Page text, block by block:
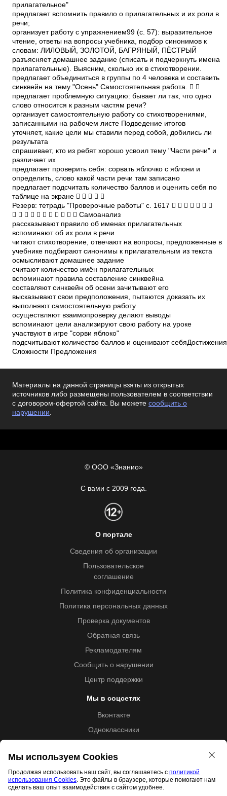
прилагательное"
предлагает вспомнить правило о прилагательных и их роли в
речи;
организует работу с упражнением99 (с. 57): выразительное
чтение, ответы на вопросы учебника, подбор синонимов к
словам: ЛИЛОВЫЙ, ЗОЛОТОЙ, БАГРЯНЫЙ, ПЁСТРЫЙ
разъясняет домашнее задание (списать и подчеркнуть имена
прилагательные). Выясним, сколько их в стихотворении.
предлагает объединиться в группы по 4 человека и составить
синквейн на тему "Осень" Самостоятельная работа.  
предлагает проблемную ситуацию: бывает ли так, что одно
слово относится к разным частям речи?
организует самостоятельную работу со стихотворениями,
записанными на рабочем листе Подведение итогов
уточняет, какие цели мы ставили перед собой, добились ли
результата
спрашивает, кто из ребят хорошо усвоил тему "Части речи" и
различает их
предлагает проверить себя: сорвать яблочко с яблони и
определить, слово какой части речи там записано
предлагает подсчитать количество баллов и оценить себя по
таблице на экране     
Резерв: тетрадь "Проверочные работы" с. 16­17       
           Самоанализ
рассказывают правило об именах прилагательных
вспоминают об их роли в речи
читают стихотворение, отвечают на вопросы, предложенные в
учебнике подбирают синонимы к прилагательным из текста
осмысливают домашнее задание
считают количество имён прилагательных
вспоминают правила составление синквейна
составляют синквейн об осени зачитывают его
высказывают свои предположения, пытаются доказать их
выполняют самостоятельную работу
осуществляют взаимопроверку делают выводы
вспоминают цели анализируют свою работу на уроке
участвуют в игре "сорви яблоко"
подсчитывают количество баллов и оценивают себяДостижения
Сложности Предложения
Материалы на данной страницы взяты из открытых
источников либо размещены пользователем в соответствии
с договором-офертой сайта. Вы можете сообщить о
нарушении.
© ООО «Знанио»
С вами с 2009 года.
О портале
Сведения об организации
Пользовательское
соглашение
Политика конфиденциальности
Политика персональных данных
Проверка документов
Обратная связь
Рекламодателям
Сообщить о нарушении
Центр поддержки
Мы в соцсетях
Вконтакте
Одноклассники
Образовательная лицензия №5257 от 09.09.2020 (Л035-
Мы используем Cookies
Продолжая использовать наш сайт, вы соглашаетесь с политикой
использования Cookies. Это файлы в браузере, которые помогают нам
сделать ваш опыт взаимодействия с сайтом удобнее.